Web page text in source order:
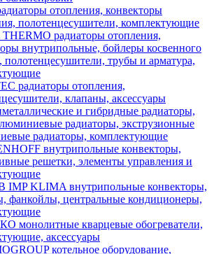
отопления, конвекторы
полотенцесушители, комплектующие
радиаторы отопления,
внутрипольные, бойлеры косвенного
полотенцесушители, трубы и арматура,
радиаторы отопления,
клапаны, аксессуары
и гибридные радиаторы,
радиаторы, экструзионные
радиаторы, комплектующие
внутрипольные конвекторы,
решетки, элементы управления и
IMP KLIMA внутрипольные конвекторы,
фанкойлы, центральные кондиционеры,
монолитные кварцевые обогреватели,
аксессуары
котельное оборудование,